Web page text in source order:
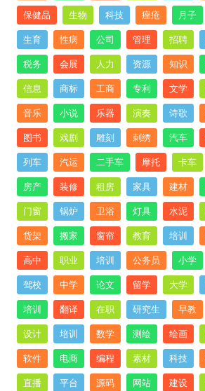
保健品 生物 科技 痤疮 月子
生育 性病 公司 管理 招聘
税务 会展 人力 资源 知识
信息 商标 工商 专利 文学
音乐 小说 乐器 演奏 诗歌
图书 戏剧 雕刻 刺绣 汽车
列车 汽运 二手车 摩托 卡车
房产 装修 租房 家具 建材
门窗 锅炉 卫浴 灯具 水泥
货架 搬家 窗帘 教育 培训
高中 职业 培训 公务员 小学
驾校 中学 论文 留学 大学
培训 翻译 在职 研究生 早教
设计 培训 数学 测绘 绘画
软件 电商 编程 素材 科技
直播 平台 源码 网站 建设